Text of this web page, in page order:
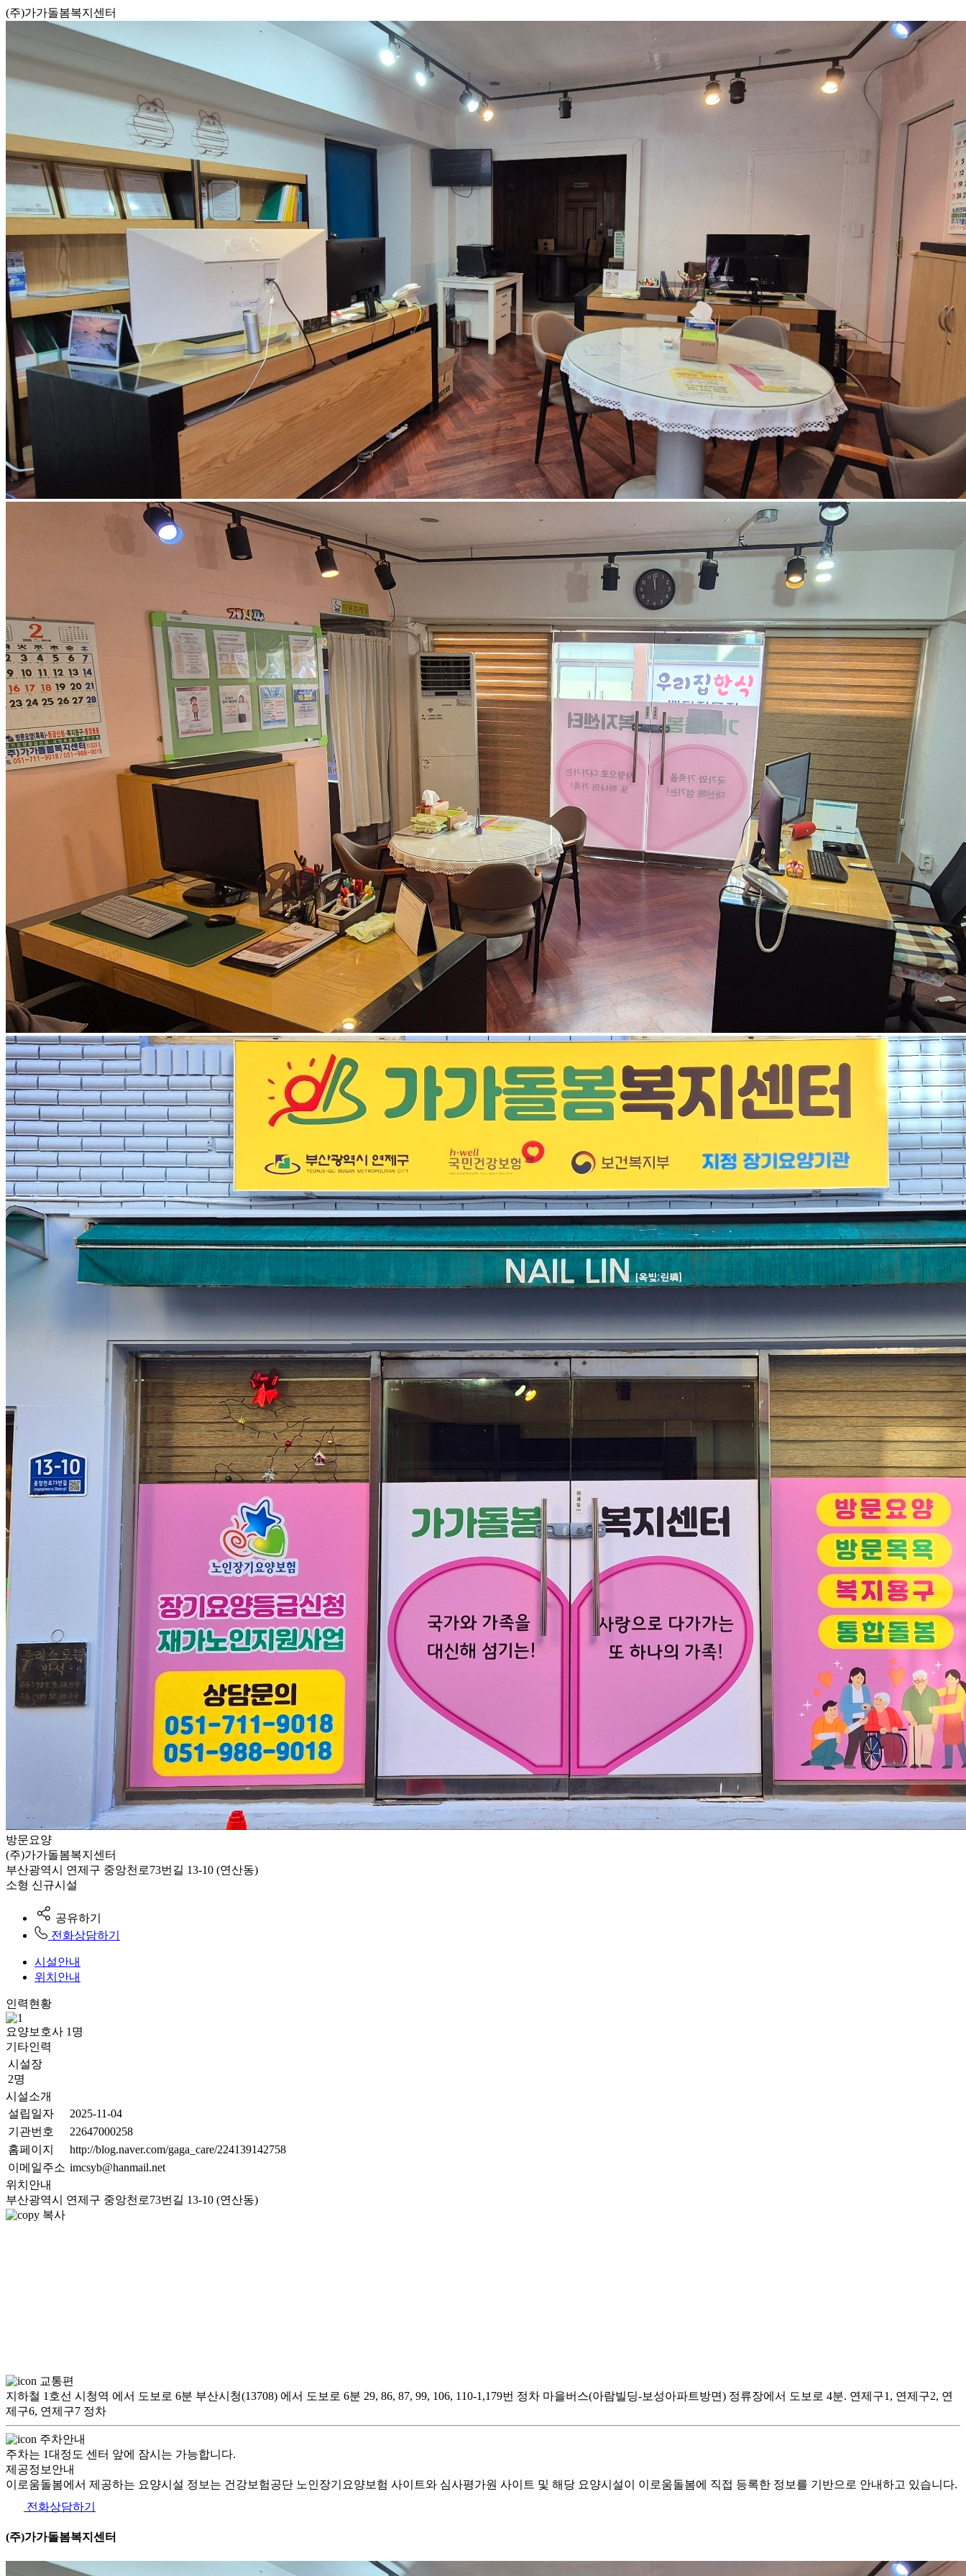
(주)가가돌봄복지센터
방문요양
(주)가가돌봄복지센터
부산광역시 연제구 중앙천로73번길 13-10 (연산동)
소형 신규시설
공유하기
전화상담하기
시설안내
위치안내
인력현황
요양보호사 1 명
기타인력
시설장
2명
시설소개
설립일자
2025-11-04
기관번호
22647000258
홈페이지
http://blog.naver.com/gaga_care/224139142758
이메일주소 imcsyb@hanmail.net
위치안내
부산광역시 연제구 중앙천로73번길 13-10 (연산동)
복사
교통편
지하철 1호선 시청역 에서 도보로 6분 부산시청(13708) 에서 도보로 6분 29, 86, 87, 99, 106, 110-1,179번 정차 마을버스(아람빌딩-보성아파트방면) 정류장에서 도보로 4분. 연제구1, 연제구2, 연
제구6, 연제구7 정차
주차안내
주차는 1대정도 센터 앞에 잠시는 가능합니다.
제공정보안내
이로움돌봄에서 제공하는 요양시설 정보는 건강보험공단 노인장기요양보험 사이트와 심사평가원 사이트 및 해당 요양시설이 이로움돌봄에 직접 등록한 정보를 기반으로 안내하고 있습니다.
전화상담하기
(주)가가돌봄복지센터